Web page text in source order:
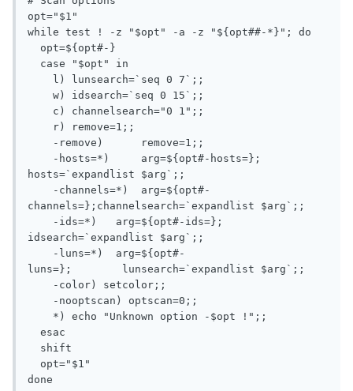
opt="$1"
while test ! -z "$opt" -a -z "${opt##-*}"; do
opt=${opt#-}
case "$opt" in
l) lunsearch=`seq 0 7`;;
w) idsearch=`seq 0 15`;;
c) channelsearch="0 1";;
r) remove=1;;
-remove)      remove=1;;
-hosts=*)     arg=${opt#-hosts=};
hosts=`expandlist $arg`;;
-channels=*)  arg=${opt#-
channels=};channelsearch=`expandlist $arg`;;
-ids=*)   arg=${opt#-ids=};
idsearch=`expandlist $arg`;;
-luns=*)  arg=${opt#-
luns=};        lunsearch=`expandlist $arg`;;
-color) setcolor;;
-nooptscan) optscan=0;;
*) echo "Unknown option -$opt !";;
esac
shift
opt="$1"
done